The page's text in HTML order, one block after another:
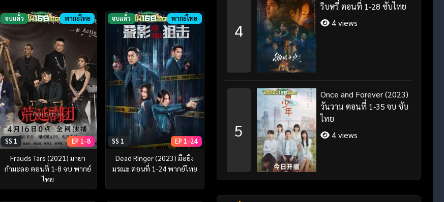
จบแล้ว พากย์ไทย
SS 1 EP 1-8
Frauds Tars (2021) มายา
กำมะลอ ตอนที่ 1-8 จบ พากย์
ไทย
จบแล้ว พากย์ไทย
SS 1 EP 1-24
Dead Ringer (2023) มือยิง
มรณะ ตอนที่ 1-24 พากย์ไทย
4
ริบหรี่ ตอนที่ 1-28 ซับไทย
4 views
5
Once and Forever (2023)
วันวาน ตอนที่ 1-35 จบ ซับ
ไทย
4 views